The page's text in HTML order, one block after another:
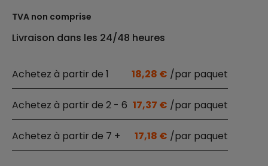
TVA non comprise
Livraison dans les 24/48 heures
1 18,28 €
2 - 6 17,37 €
7 + 17,18 €